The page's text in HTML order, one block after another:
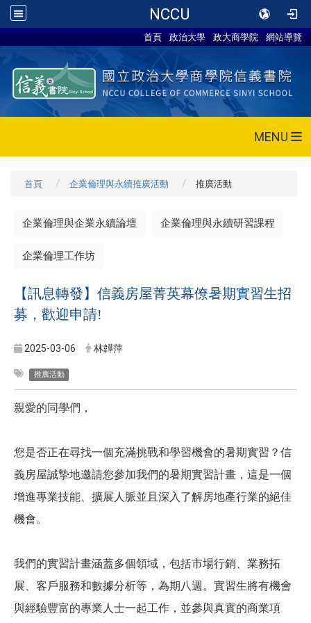
NCCU
首頁 政治大學 政大商學院 網站導覽
MENU
首頁 企業倫理與永續推廣活動 推廣活動
企業倫理與企業永續論壇 企業倫理與永續研習課程
企業倫理工作坊
【訊息轉發】信義房屋菁英幕僚暑期實習生招
募，歡迎申請!
2025-03-06 林韡萍
推廣活動
親愛的同學們，
您是否正在尋找一個充滿挑戰和學習機會的暑期實習？信
義房屋誠摯地邀請您參加我們的暑期實習計畫，這是一個
增進專業技能、擴展人脈並且深入了解房地產行業的絕佳
機會。
我們的實習計畫涵蓋多個領域，包括市場行銷、業務拓
展、客戶服務和數據分析等，為期八週。實習生將有機會
與經驗豐富的專業人士一起工作，並參與真實的商業項